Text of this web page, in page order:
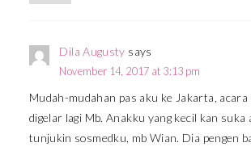
Dila Augusty says
November 14, 2017 at 3:13 pm
Mudah-mudahan pas aku ke Jakarta, acara
digelar lagi Mb. Anakku yang kecil kan suka
tunjukin sosmedku, mb Wian. Dia pengen